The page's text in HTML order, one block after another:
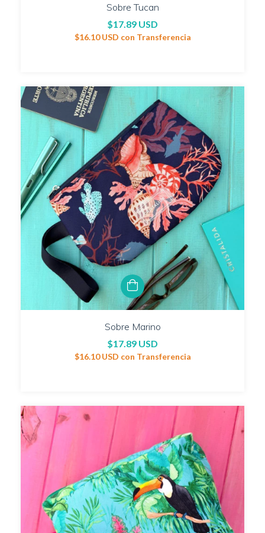
Sobre Tucan
$17.89 USD
$16.10 USD con Transferencia
Sobre Marino
$17.89 USD
$16.10 USD con Transferencia